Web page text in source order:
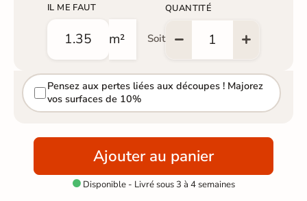
IL ME FAUT
m² Soit
QUANTITÉ
Pensez aux pertes liées aux découpes ! Majorez
vos surfaces de 10%
Ajouter au panier
Disponible - Livré sous 3 à 4 semaines